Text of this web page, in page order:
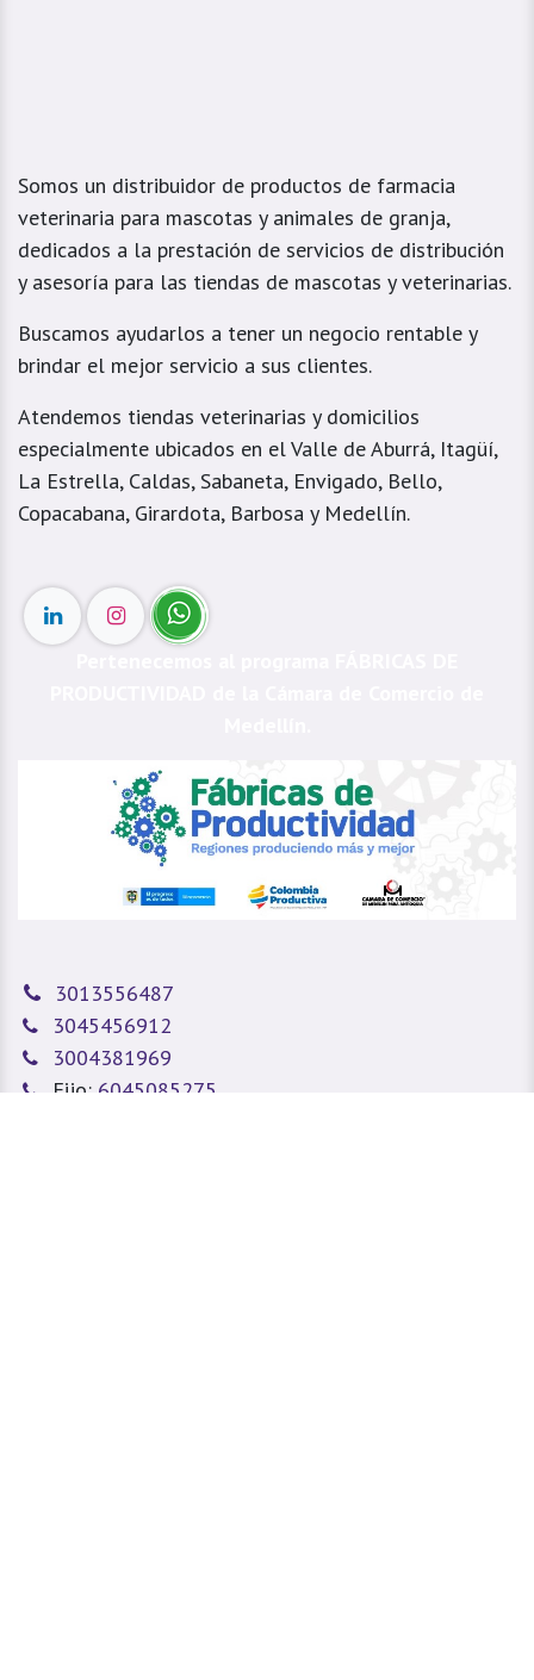
Somos un distribuidor de productos de farmacia
veterinaria para mascotas y animales de granja,
dedicados a la prestación de servicios de distribución
y asesoría para las tiendas de mascotas y veterinarias.
Buscamos ayudarlos a tener un negocio rentable y
brindar el mejor servicio a sus clientes.
Atendemos tiendas veterinarias y domicilios
especialmente ubicados en el Valle de Aburrá, Itagüí,
La Estrella, Caldas, Sabaneta, Envigado, Bello,
Copacabana, Girardota, Barbosa y Medellín.
3013556487
3045456912
3004381969
Fijo: 6045085275